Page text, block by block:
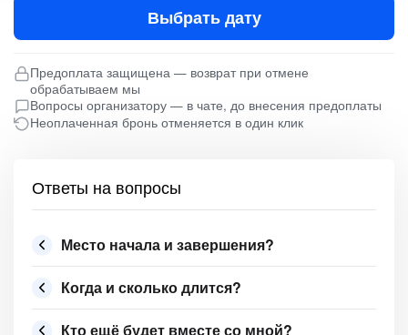
Выбрать дату
Предоплата защищена — возврат при отмене
обрабатываем мы
Вопросы организатору — в чате, до внесения предоплаты
Неоплаченная бронь отменяется в один клик
Ответы на вопросы
Место начала и завершения?
Когда и сколько длится?
Кто ещё будет вместе со мной?